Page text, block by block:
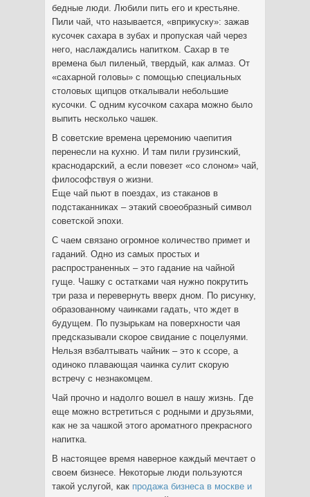
бедные люди. Любили пить его и крестьяне.
Пили чай, что называется, «вприкуску»: зажав
кусочек сахара в зубах и пропуская чай через
него, наслаждались напитком. Сахар в те
времена был пиленый, твердый, как алмаз. От
«сахарной головы» с помощью специальных
столовых щипцов откалывали небольшие
кусочки. С одним кусочком сахара можно было
выпить несколько чашек.
В советские времена церемонию чаепития
перенесли на кухню. И там пили грузинский,
краснодарский, а если повезет «со слоном» чай,
философствуя о жизни.
Еще чай пьют в поездах, из стаканов в
подстаканниках – этакий своеобразный символ
советской эпохи.
С чаем связано огромное количество примет и
гаданий. Одно из самых простых и
распространенных – это гадание на чайной
гуще. Чашку с остатками чая нужно покрутить
три раза и перевернуть вверх дном. По рисунку,
образованному чаинками гадать, что ждет в
будущем. По пузырькам на поверхности чая
предсказывали скорое свидание с поцелуями.
Нельзя взбалтывать чайник – это к ссоре, а
одиноко плавающая чаинка сулит скорую
встречу с незнакомцем.
Чай прочно и надолго вошел в нашу жизнь. Где
еще можно встретиться с родными и друзьями,
как не за чашкой этого ароматного прекрасного
напитка.
В настоящее время наверное каждый мечтает о
своем бизнесе. Некоторые люди пользуются
такой услугой, как продажа бизнеса в москве и